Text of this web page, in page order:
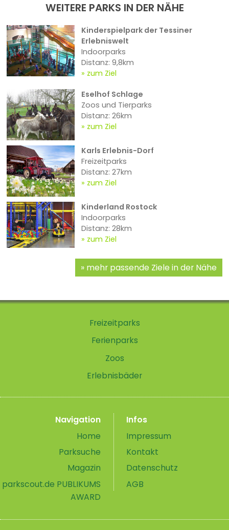
WEITERE PARKS IN DER NÄHE
Kinderspielpark der Tessiner
Erlebniswelt
Indoorparks
Distanz: 9,8km
zum Ziel
Eselhof Schlage
Zoos und Tierparks
Distanz: 26km
zum Ziel
Karls Erlebnis-Dorf
Freizeitparks
Distanz: 27km
zum Ziel
Kinderland Rostock
Indoorparks
Distanz: 28km
zum Ziel
mehr passende Ziele in der Nähe
Freizeitparks
Ferienparks
Zoos
Erlebnisbäder
Navigation
Home
Parksuche
Magazin
parkscout.de PUBLIKUMS
AWARD
Infos
Impressum
Kontakt
Datenschutz
AGB